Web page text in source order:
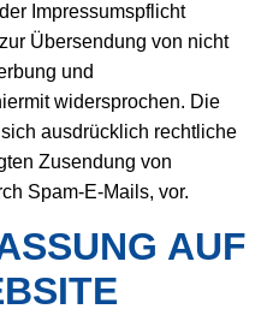
Impressumspflicht
Übersendung von nicht
und
widersprochen. Die
ausdrücklich rechtliche
Zusendung von
Spam-E-Mails, vor.
AUF